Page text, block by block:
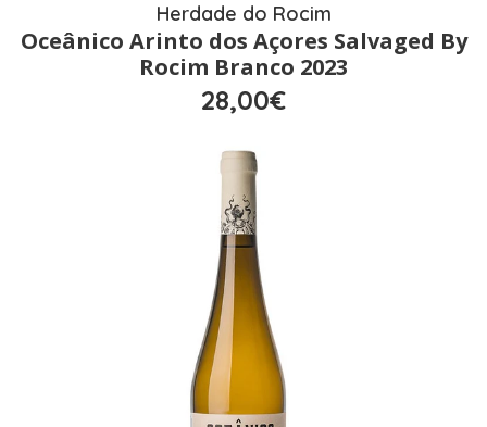
Herdade do Rocim
Oceânico Arinto dos Açores Salvaged By
Rocim Branco 2023
28,00€